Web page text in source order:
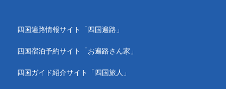
四国遍路情報サイト「四国遍路」
四国宿泊予約サイト「お遍路さん家」
四国ガイド紹介サイト「四国旅人」